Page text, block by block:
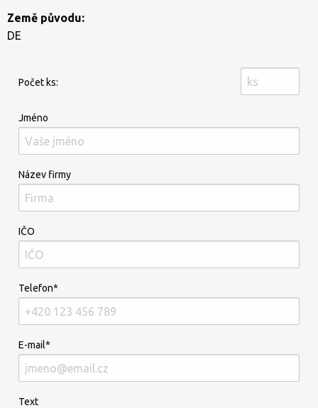
Země původu:
DE
Počet ks:
Jméno
Název firmy
IČO
Telefon*
E-mail*
Text